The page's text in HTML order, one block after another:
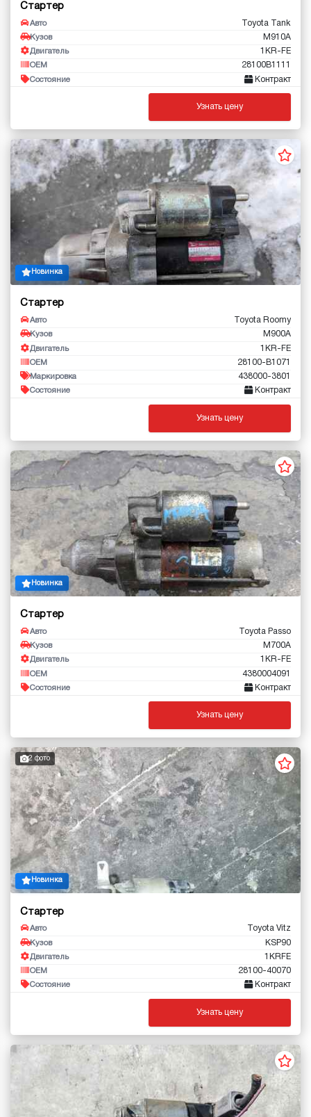
Стартер
Авто Toyota Tank
Кузов M910A
Двигатель 1KR-FE
OEM 28100B1111
Состояние Контракт
Узнать цену
Новинка
Стартер
Авто Toyota Roomy
Кузов M900A
Двигатель 1KR-FE
OEM 28100-B1071
Маркировка 438000-3801
Состояние Контракт
Узнать цену
Новинка
Стартер
Авто Toyota Passo
Кузов M700A
Двигатель 1KR-FE
OEM 4380004091
Состояние Контракт
Узнать цену
2 фото
Новинка
Стартер
Авто Toyota Vitz
Кузов KSP90
Двигатель 1KRFE
OEM 28100-40070
Состояние Контракт
Узнать цену